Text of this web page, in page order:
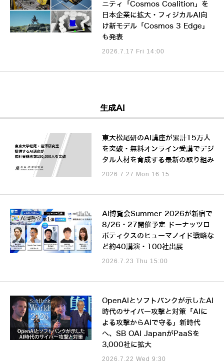
ニティ「Cosmos Coalition」を
日本企業に拡大・フィジカルAI向
け新モデル「Cosmos 3 Edge」
も発表
2026.7.17 Fri 14:00
生成AI
東大松尾研のAI講座が累計15万人
を突破・無料オンライン受講でデジ
タル人材を育成する最新の取り組み
2026.7.27 Mon 16:15
AI博覧会Summer 2026が新宿で
8/26・27開催予定 ドーナッツロ
ボティクスのヒューマノイド戦略な
ど約40講演・100社出展
2026.7.23 Thu 15:00
OpenAIとソフトバンクが示したAI
時代のサイバー攻撃と対策「AIに
よる攻撃からAIで守る」新時代
へ、SB OAI JapanがPaaSを
3,000社に拡大
2026.7.22 Wed 9:30